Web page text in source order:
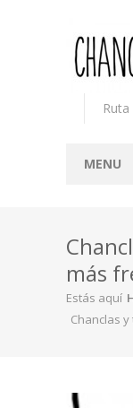
MENU
más
Estás aquí
Chanclas